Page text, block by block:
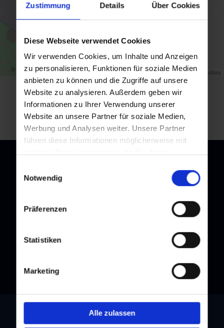
Zustimmung Details Über Cookies
Diese Webseite verwendet Cookies
Wir verwenden Cookies, um Inhalte und Anzeigen
zu personalisieren, Funktionen für soziale Medien
anbieten zu können und die Zugriffe auf unsere
Website zu analysieren. Außerdem geben wir
Informationen zu Ihrer Verwendung unserer
Website an unsere Partner für soziale Medien,
Werbung und Analysen weiter. Unsere Partner
führen diese Informationen möglicherweise mit
Nutzung der Dienste gesammelt haben.
Notwendig
Präferenzen
Statistiken
Marketing
Alle zulassen
Map data ©OpenStreetMapcontributors
back to overview
Subscribe to our newsletter and stay up to date!